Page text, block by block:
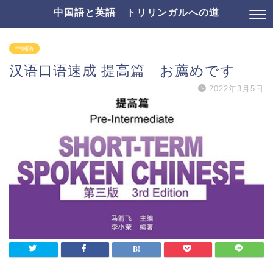
中国語と英語 トリリンガルへの道
中国語
汉语口语速成 提高篇 お薦めです
2022年3月5日